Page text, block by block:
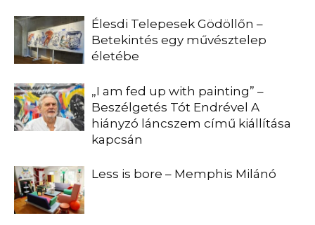
Élesdi Telepesek Gödöllőn –
Betekintés egy művésztelep
életébe
„I am fed up with painting” –
Beszélgetés Tót Endrével A
hiányzó láncszem című kiállítása
kapcsán
Less is bore – Memphis Milánó